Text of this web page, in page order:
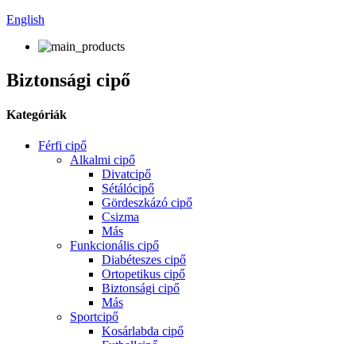
English
Biztonsági cipő
Kategóriák
Férfi cipő
Alkalmi cipő
Divatcipő
Sétálócipő
Gördeszkázó cipő
Csizma
Más
Funkcionális cipő
Diabéteszes cipő
Ortopetikus cipő
Biztonsági cipő
Más
Sportcipő
Kosárlabda cipő